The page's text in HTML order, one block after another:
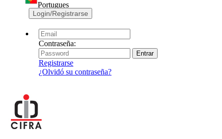
Portugues
Login/Registrarse
Contraseña:
Registrarse
¿Olvidó su contraseña?